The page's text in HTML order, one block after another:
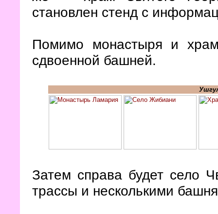
становлен стенд с
Помимо монастыря и
сдвоенной башней.
Затем справа будет село
трассы и несколькими